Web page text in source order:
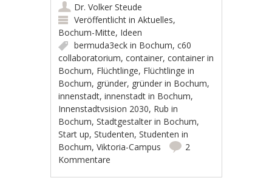
Dr. Volker Steude
Veröffentlicht inAktuelles,
Bochum-Mitte, Ideen
bermuda3eck in Bochum,c60
collaboratorium,container,container in
Bochum, Flüchtlinge, Flüchtlinge in
Bochum, gründer, gründer in Bochum,
innenstadt,innenstadt in Bochum,
Innenstadtvsision 2030, Rub in
Bochum,Stadtgestalter in Bochum,
Start up,Studenten,Studenten in
Bochum,Viktoria-Campus
2
Kommentare